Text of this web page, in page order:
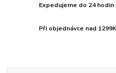
Expedujeme do 24 hodin
Při objednávce nad